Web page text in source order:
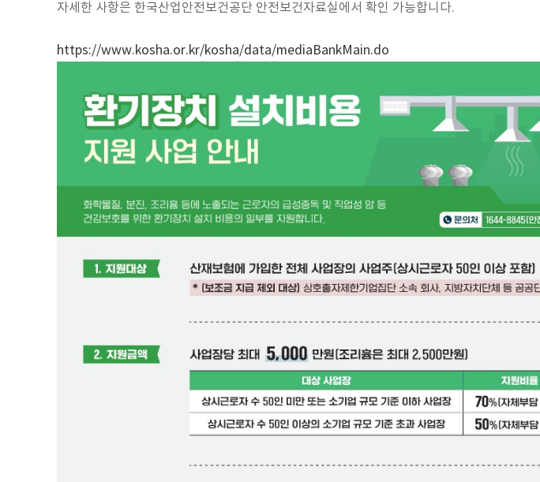
자세한 사항은 한국산업안전보건공단 안전보건자료실에서 확인 가능합니다.
https://www.kosha.or.kr/kosha/data/mediaBankMain.do